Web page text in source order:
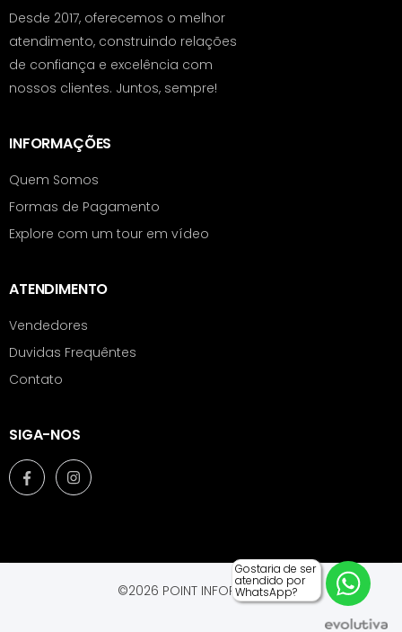
Desde 2017, oferecemos o melhor
atendimento, construindo relações
de confiança e excelência com
nossos clientes. Juntos, sempre!
INFORMAÇÕES
Quem Somos
Formas de Pagamento
Explore com um tour em vídeo
ATENDIMENTO
Vendedores
Duvidas Frequêntes
Contato
SIGA-NOS
©2026 POINT INFORMÁTICA.
Gostaria de ser
atendido por
WhatsApp?